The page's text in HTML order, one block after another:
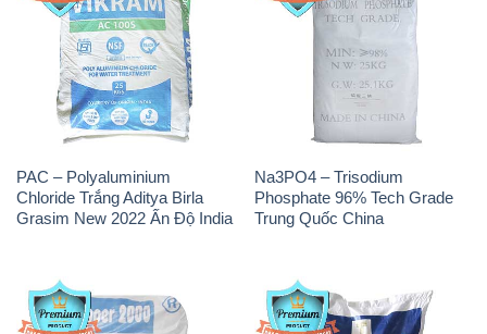
PAC – Polyaluminium
Chloride Trắng Aditya Birla
Grasim New 2022 Ấn Độ India
Na3PO4 – Trisodium
Phosphate 96% Tech Grade
Trung Quốc China